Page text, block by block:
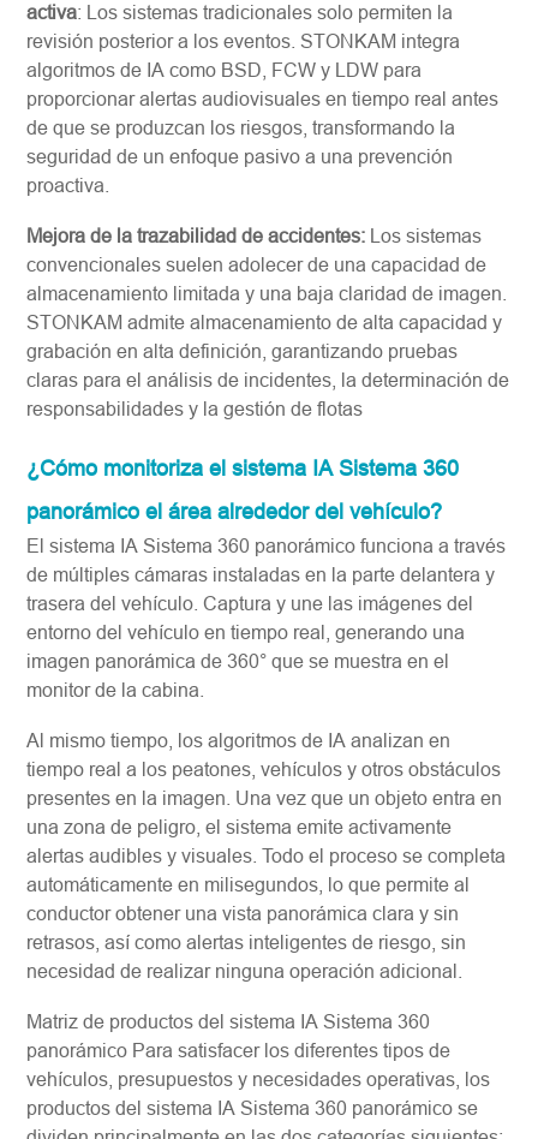
activa: Los sistemas tradicionales solo permiten la
revisión posterior a los eventos. STONKAM integra
algoritmos de IA como BSD, FCW y LDW para
proporcionar alertas audiovisuales en tiempo real antes
de que se produzcan los riesgos, transformando la
seguridad de un enfoque pasivo a una prevención
proactiva.
Mejora de la trazabilidad de accidentes: Los sistemas
convencionales suelen adolecer de una capacidad de
almacenamiento limitada y una baja claridad de imagen.
STONKAM admite almacenamiento de alta capacidad y
grabación en alta definición, garantizando pruebas
claras para el análisis de incidentes, la determinación de
responsabilidades y la gestión de flotas
¿Cómo monitoriza el sistema IA Sistema 360
panorámico el área alrededor del vehículo?
El sistema IA Sistema 360 panorámico funciona a través
de múltiples cámaras instaladas en la parte delantera y
trasera del vehículo. Captura y une las imágenes del
entorno del vehículo en tiempo real, generando una
imagen panorámica de 360° que se muestra en el
monitor de la cabina.
Al mismo tiempo, los algoritmos de IA analizan en
tiempo real a los peatones, vehículos y otros obstáculos
presentes en la imagen. Una vez que un objeto entra en
una zona de peligro, el sistema emite activamente
alertas audibles y visuales. Todo el proceso se completa
automáticamente en milisegundos, lo que permite al
conductor obtener una vista panorámica clara y sin
retrasos, así como alertas inteligentes de riesgo, sin
necesidad de realizar ninguna operación adicional.
Matriz de productos del sistema IA Sistema 360
panorámico Para satisfacer los diferentes tipos de
vehículos, presupuestos y necesidades operativas, los
productos del sistema IA Sistema 360 panorámico se